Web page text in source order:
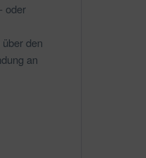
oder
den
an